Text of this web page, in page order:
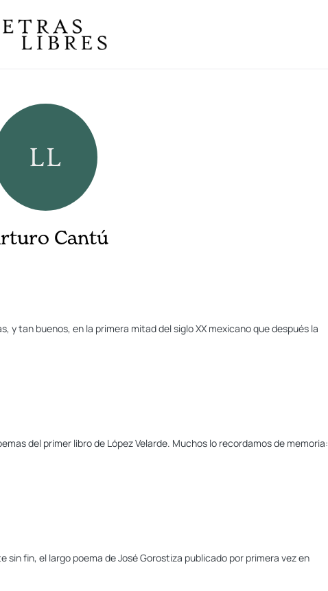
Cantú
y tan buenos, en la primera mitad del siglo XX mexicano que después la
del primer libro de López Velarde. Muchos lo recordamos de memoria:
fin, el largo poema de José Gorostiza publicado por primera vez en